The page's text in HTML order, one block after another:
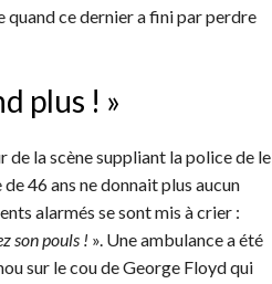
quand ce dernier a fini par perdre
plus ! »
de la scène suppliant la police de le
46 ans ne donnait plus aucun
alarmés se sont mis à crier :
son pouls ! ». Une ambulance a été
sur le cou de George Floyd qui